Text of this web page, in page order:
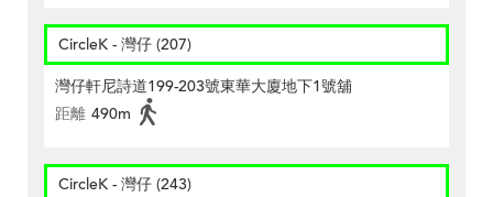
CircleK - 灣仔 (207)
灣仔軒尼詩道199-203號東華大廈地下1號舖
距離 490m
CircleK - 灣仔 (243)